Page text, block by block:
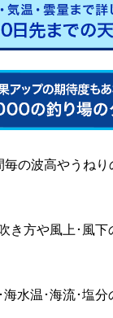
毎の波高やうね
き方や風上･風下
海水温･海流･塩